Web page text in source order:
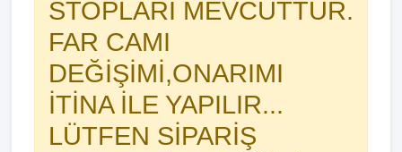
STOPLARI MEVCUTTUR.
FAR CAMI
DEĞİŞİMİ,ONARIMI
İTİNA İLE YAPILIR...
LÜTFEN SİPARİŞ